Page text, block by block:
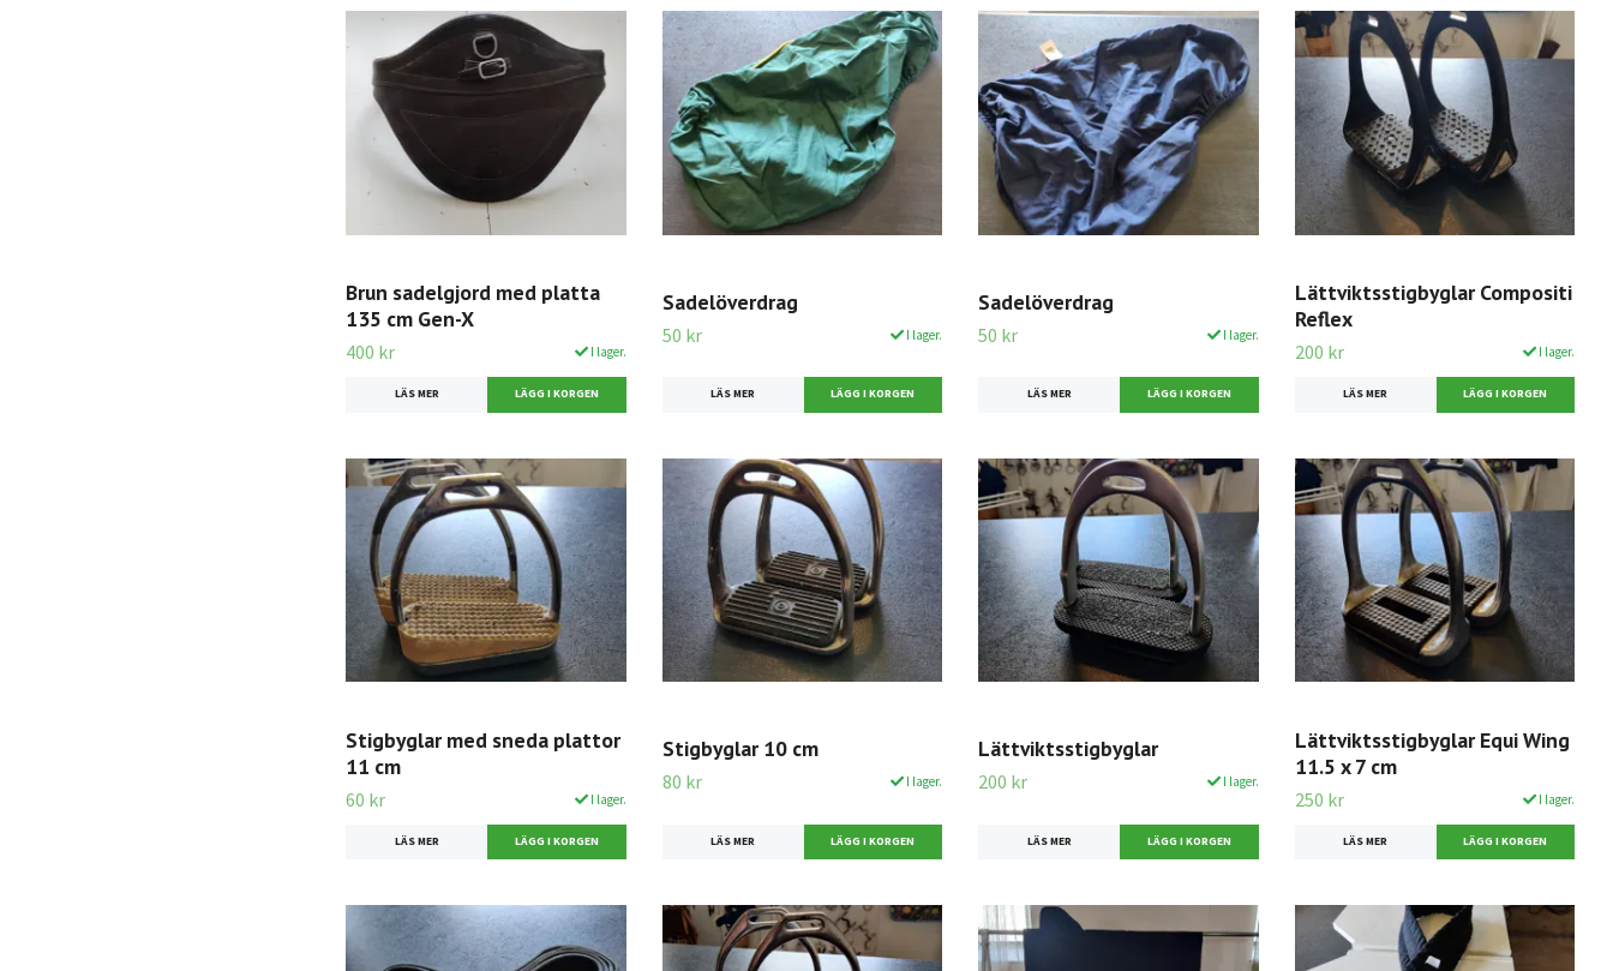
Brun sadelgjord med platta
135 cm Gen-X
400 kr I lager.
LÄS MER
Sadelöverdrag
50 kr I lager.
LÄS MER
Sadelöverdrag
50 kr I lager.
LÄS MER
Lättviktsstigbyglar Compositi
Reflex
200 kr I lager.
LÄS MER
Stigbyglar med sneda plattor
11 cm
60 kr I lager.
LÄS MER
Stigbyglar 10 cm
80 kr I lager.
LÄS MER
Lättviktsstigbyglar
200 kr I lager.
LÄS MER
Lättviktsstigbyglar Equi Wing
11.5 x 7 cm
250 kr I lager.
LÄS MER